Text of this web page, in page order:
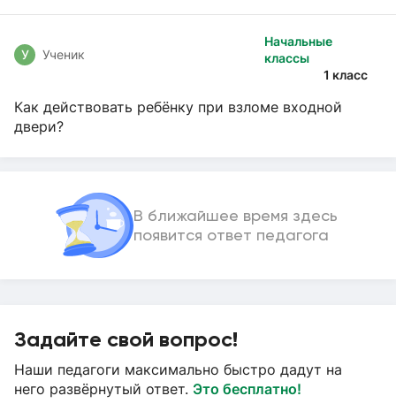
Начальные
классы
1 класс
У Ученик
Как действовать ребёнку при взломе входной
двери?
В ближайшее время здесь
появится ответ педагога
Задайте свой вопрос!
Наши педагоги максимально быстро дадут на
него развёрнутый ответ. Это бесплатно!